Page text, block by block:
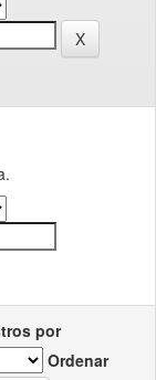
por
Ordenar